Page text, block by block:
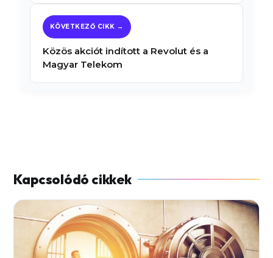
Közös akciót indított a Revolut és a
Magyar Telekom